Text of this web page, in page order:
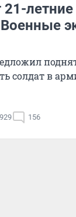
21-
солдат в
156